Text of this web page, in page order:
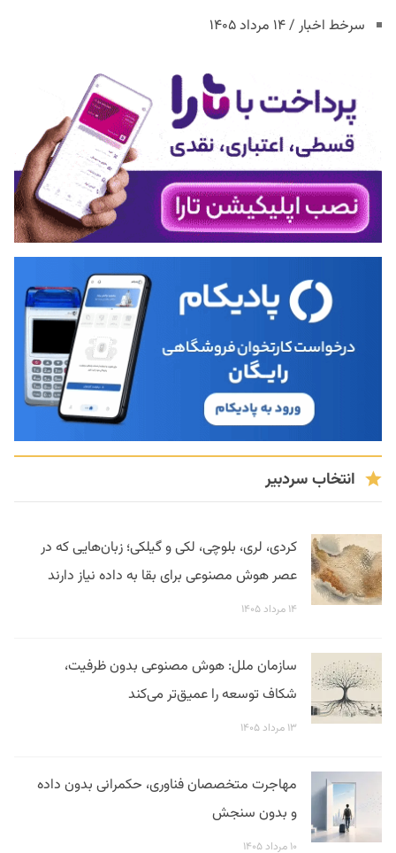
سرخط اخبار / ۱۴ مرداد ۱۴۰۵
انتخاب سردبیر
کردی، لری، بلوچی، لکی و گیلکی؛ زبان‌هایی که در
عصر هوش مصنوعی برای بقا به داده نیاز دارند
۱۴ مرداد ۱۴۰۵
سازمان ملل: هوش مصنوعی بدون ظرفیت،
شکاف توسعه را عمیق‌تر می‌کند
۱۳ مرداد ۱۴۰۵
مهاجرت متخصصان فناوری، حکمرانی بدون داده
و بدون سنجش
۱۰ مرداد ۱۴۰۵